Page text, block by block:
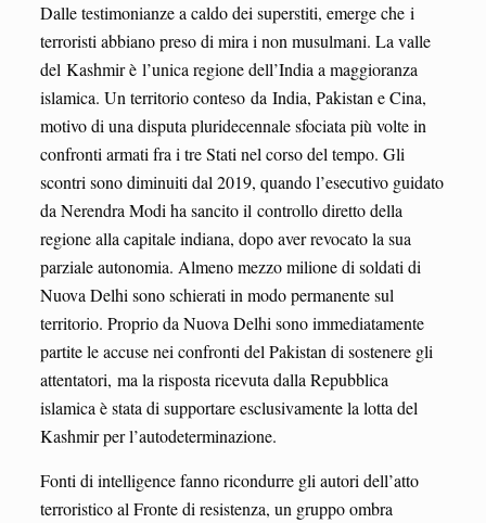
Dalle testimonianze a caldo dei superstiti, emerge che i
terroristi abbiano preso di mira i non musulmani. La valle
del Kashmir è l’unica regione dell’India a maggioranza
islamica. Un territorio conteso da India, Pakistan e Cina,
motivo di una disputa pluridecennale sfociata più volte in
confronti armati fra i tre Stati nel corso del tempo. Gli
scontri sono diminuiti dal 2019, quando l’esecutivo guidato
da Nerendra Modi ha sancito il controllo diretto della
regione alla capitale indiana, dopo aver revocato la sua
parziale autonomia. Almeno mezzo milione di soldati di
Nuova Delhi sono schierati in modo permanente sul
territorio. Proprio da Nuova Delhi sono immediatamente
partite le accuse nei confronti del Pakistan di sostenere gli
attentatori, ma la risposta ricevuta dalla Repubblica
islamica è stata di supportare esclusivamente la lotta del
Kashmir per l’autodeterminazione.
Fonti di intelligence fanno ricondurre gli autori dell’atto
terroristico al Fronte di resistenza, un gruppo ombra